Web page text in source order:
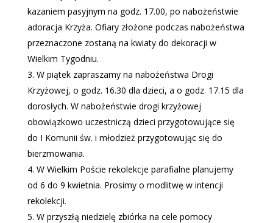
kazaniem pasyjnym na godz. 17.00, po nabożeństwie
adoracja Krzyża. Ofiary złożone podczas nabożeństwa
przeznaczone zostaną na kwiaty do dekoracji w
Wielkim Tygodniu.
W piątek zapraszamy na nabożeństwa Drogi
Krzyżowej, o godz. 16.30 dla dzieci, a o godz. 17.15 dla
dorosłych. W nabożeństwie drogi krzyżowej
obowiązkowo uczestniczą dzieci przygotowujące się
do I Komunii św. i młodzież przygotowując się do
bierzmowania.
W Wielkim Poście rekolekcje parafialne planujemy
od 6 do 9 kwietnia. Prosimy o modlitwę w intencji
rekolekcji.
W przyszłą niedzielę zbiórka na cele pomocy